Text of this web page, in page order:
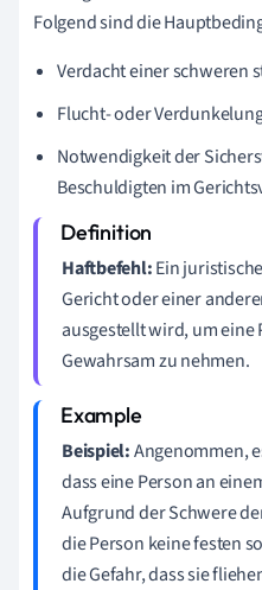
Folgend sind die
Verdacht einer schweren
Flucht- oder
Notwendigkeit der
Beschuldigten im
Haftbefehl:Ein
Gericht oder einer
ausgestellt wird, um
Gewahrsam zu nehmen.
Beispiel:Angenommen,
dass eine Person an
Aufgrund der Schwere
die Person keine festen
die Gefahr, dass sie